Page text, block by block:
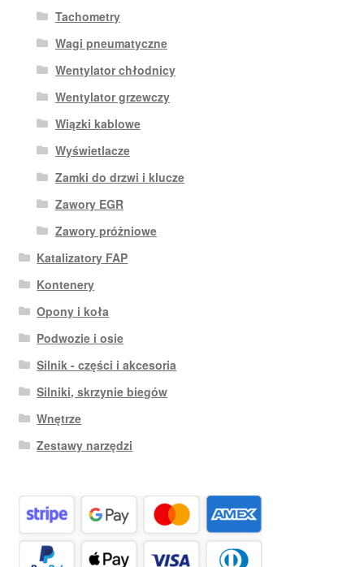
Tachometry
Wagi pneumatyczne
Wentylator chłodnicy
Wentylator grzewczy
Wiązki kablowe
Wyświetlacze
Zamki do drzwi i klucze
Zawory EGR
Zawory próżniowe
Katalizatory FAP
Kontenery
Opony i koła
Podwozie i osie
Silnik - części i akcesoria
Silniki, skrzynie biegów
Wnętrze
Zestawy narzędzi